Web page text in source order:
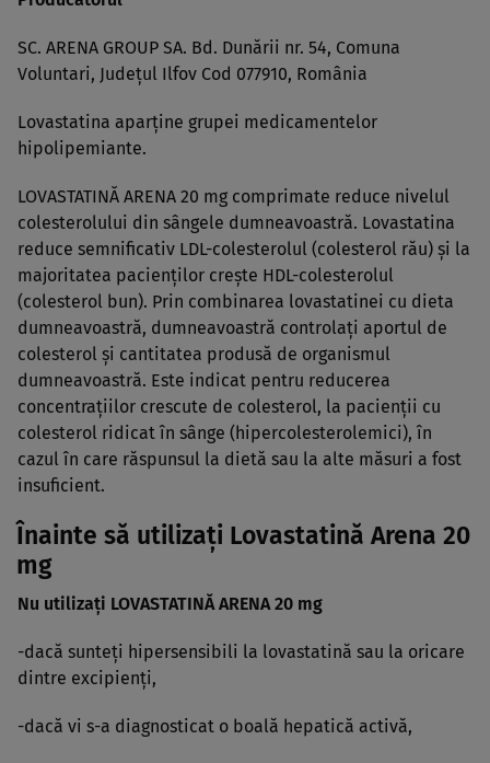
SC. ARENA GROUP SA. Bd. Dunării nr. 54, Comuna
Voluntari, Judeţul Ilfov Cod 077910, România
Lovastatina aparţine grupei medicamentelor
hipolipemiante.
LOVASTATINĂ ARENA 20 mg comprimate reduce nivelul
colesterolului din sângele dumneavoastră. Lovastatina
reduce semnificativ LDL-colesterolul (colesterol rău) şi la
majoritatea pacienţilor creşte HDL-colesterolul
(colesterol bun). Prin combinarea lovastatinei cu dieta
dumneavoastră, dumneavoastră controlaţi aportul de
colesterol şi cantitatea produsă de organismul
dumneavoastră. Este indicat pentru reducerea
concentraţiilor crescute de colesterol, la pacienţii cu
colesterol ridicat în sânge (hipercolesterolemici), în
cazul în care răspunsul la dietă sau la alte măsuri a fost
insuficient.
Înainte să utilizaţi Lovastatină Arena 20
mg
Nu utilizaţi LOVASTATINĂ ARENA 20 mg
-dacă sunteţi hipersensibili la lovastatină sau la oricare
dintre excipienţi,
-dacă vi s-a diagnosticat o boală hepatică activă,